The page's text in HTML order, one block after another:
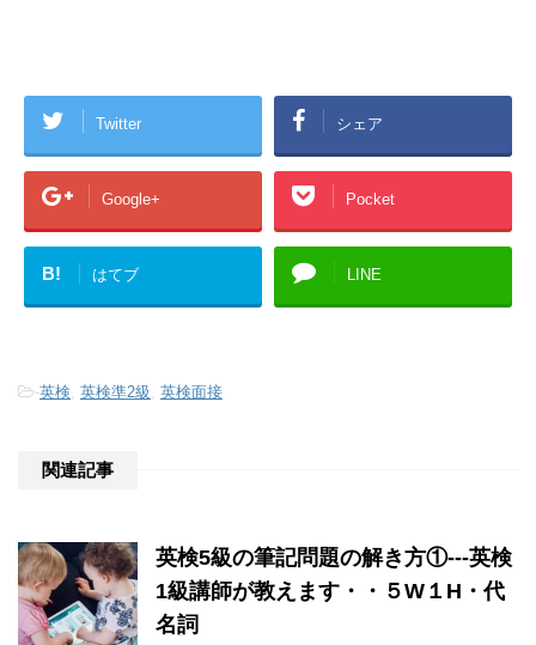
Twitter シェア
Google+ Pocket
B! はてブ LINE
-英検 英検準2級 英検面接
関連記事
英検5級の筆記問題の解き方①---英検
1級講師が教えます・・５W１H・代
名詞